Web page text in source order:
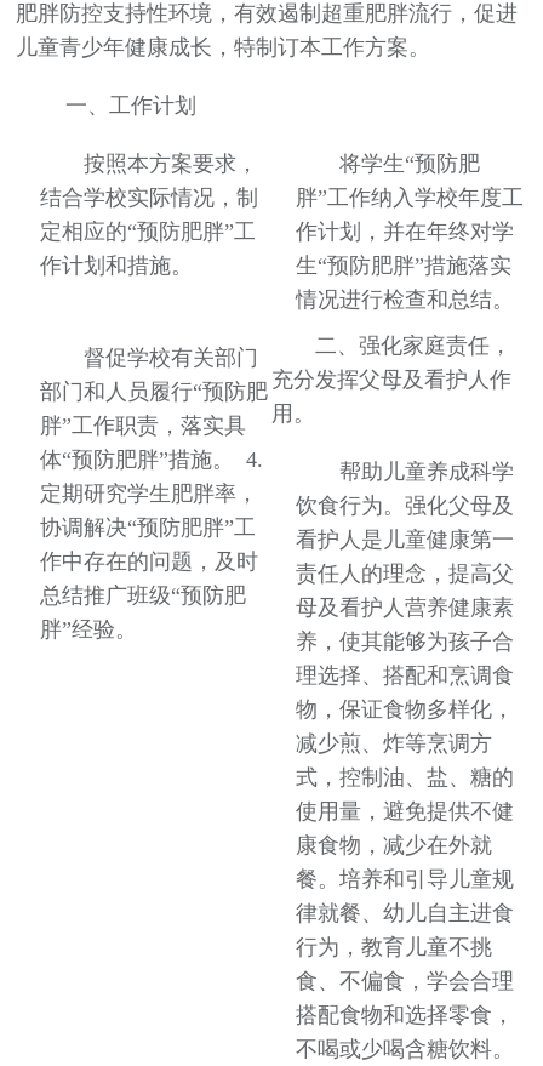
肥胖防控支持性环境，有效遏制超重肥胖流行，促进
儿童青少年健康成长，特制订本工作方案。
一、工作计划
按照本方案要求，
结合学校实际情况，制
定相应的“预防肥胖”工
作计划和措施。
将学生“预防肥
胖”工作纳入学校年度工
作计划，并在年终对学
生“预防肥胖”措施落实
情况进行检查和总结。
督促学校有关部门
部门和人员履行“预防肥
胖”工作职责，落实具
体“预防肥胖”措施。 4.
定期研究学生肥胖率，
协调解决“预防肥胖”工
作中存在的问题，及时
总结推广班级“预防肥
胖”经验。
二、强化家庭责任，
充分发挥父母及看护人作
用。
帮助儿童养成科学
饮食行为。强化父母及
看护人是儿童健康第一
责任人的理念，提高父
母及看护人营养健康素
养，使其能够为孩子合
理选择、搭配和烹调食
物，保证食物多样化，
减少煎、炸等烹调方
式，控制油、盐、糖的
使用量，避免提供不健
康食物，减少在外就
餐。培养和引导儿童规
律就餐、幼儿自主进食
行为，教育儿童不挑
食、不偏食，学会合理
搭配食物和选择零食，
不喝或少喝含糖饮料。